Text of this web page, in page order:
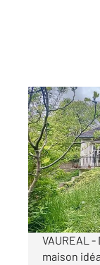
VAUREAL
142,63 m2,
Ref : 2026
Maison
Visiter le
VAUREAL
maison